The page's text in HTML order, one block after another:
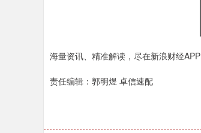
海量资讯、精准解读，尽在新浪财经APP
责任编辑：郭明煜 卓信速配